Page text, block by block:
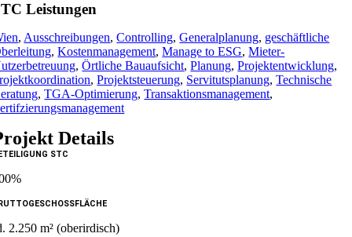
Leistungen
, Ausschreibungen,Controlling,Generalplanung, geschäftliche
,Kostenmanagement,Manage to ESG,Mieter-
,Örtliche Bauaufsicht,Planung,Projektentwicklung,
,Projektsteuerung, Servitutsplanung,Technische
,TGA-Optimierung,Transaktionsmanagement,
Details
STC
2.250 m² (oberirdisch)